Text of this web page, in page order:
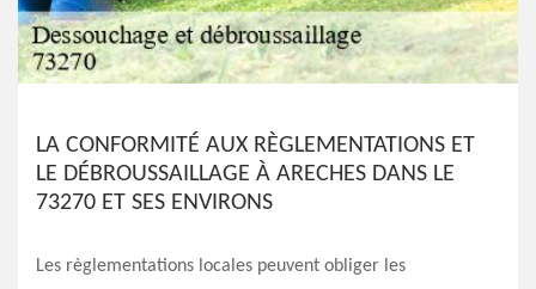
LA CONFORMITÉ AUX RÈGLEMENTATIONS ET
LE DÉBROUSSAILLAGE À ARECHES DANS LE
73270 ET SES ENVIRONS
Les règlementations locales peuvent obliger les